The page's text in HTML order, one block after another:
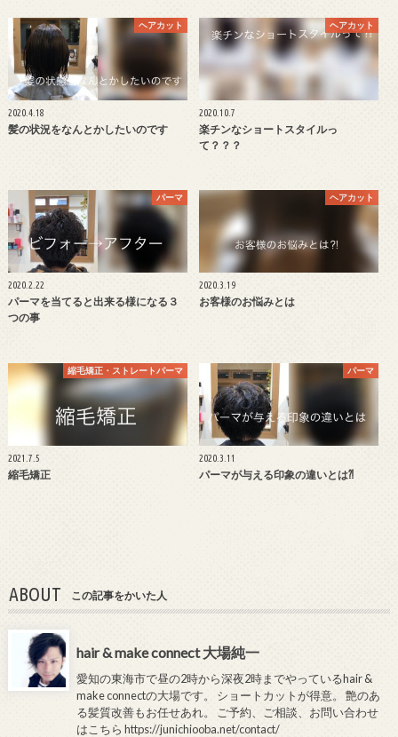
ヘアカット
2020.4.18
髪の状況をなんとかしたいのです
ヘアカット
2020.10.7
楽チンなショートスタイルっ
て？？？
パーマ
2020.2.22
パーマを当てると出来る様になる３
つの事
ヘアカット
2020.3.19
お客様のお悩みとは
縮毛矯正・ストレートパーマ
2021.7.5
縮毛矯正
パーマ
2020.3.11
パーマが与える印象の違いとは⁈
ABOUT この記事をかいた人
hair & make connect 大場純一
愛知の東海市で昼の2時から深夜2時までやっているhair &
make connectの大場です。 ショートカットが得意。 艶のあ
る髪質改善もお任せあれ。 ご予約、ご相談、お問い合わせ
はこちらhttps://junichiooba.net/contact/